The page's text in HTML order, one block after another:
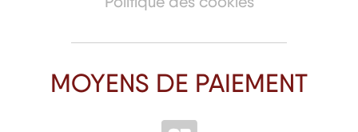
MOYENS DE PAIEMENT